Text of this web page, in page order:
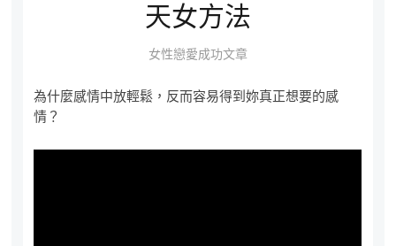
天女方法
女性戀愛成功文章
為什麼感情中放輕鬆，反而容易得到妳真正想要的感
情？